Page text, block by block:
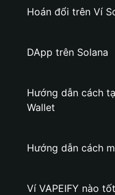
Hoán đổi trên Ví
DApp trên Solana
Hướng dẫn cách
Wallet
Hướng dẫn cách
Ví VAPEIFY nào